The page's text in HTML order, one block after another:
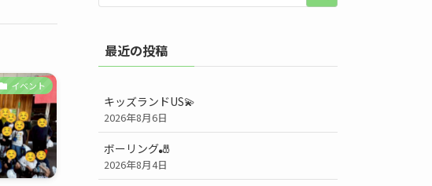
イベント
最近の投稿
キッズランドUS💫
2026年8月6日
ボーリング🎳
2026年8月4日